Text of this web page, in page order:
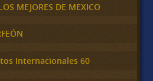
MEJORES DE MEXICO
Internacionales 60